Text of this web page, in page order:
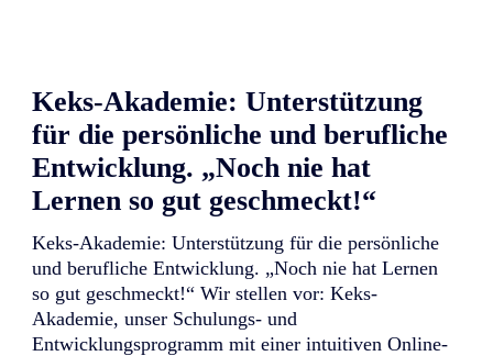
e
r
o
m
F
o
d
A
w
a
r
Keks-Akademie: Unterstützung
für die persönliche und berufliche
Entwicklung. „Noch nie hat
Lernen so gut geschmeckt!“
Keks-Akademie: Unterstützung für die persönliche
und berufliche Entwicklung. „Noch nie hat Lernen
so gut geschmeckt!“ Wir stellen vor: Keks-
Akademie, unser Schulungs- und
Entwicklungsprogramm mit einer intuitiven Online-